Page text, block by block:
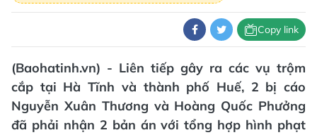
Copy link
(Baohatinh.vn) - Liên tiếp gây ra các vụ trộm
cắp tại Hà Tĩnh và thành phố Huế, 2 bị cáo
Nguyễn Xuân Thương và Hoàng Quốc Phưởng
đã phải nhận 2 bản án với tổng hợp hình phạt